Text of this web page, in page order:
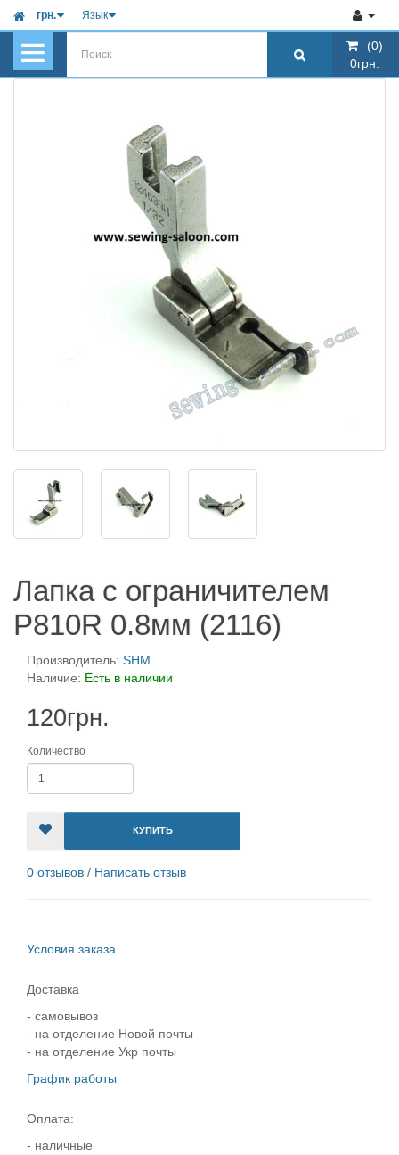
грн. Язык
(0)
0грн.
Лапка с ограничителем
P810R 0.8мм (2116)
Производитель: SHM
Наличие: Есть в наличии
120грн.
Количество
КУПИТЬ
0 отзывов / Написать отзыв
Условия заказа
Доставка
- самовывоз
- на отделение Новой почты
- на отделение Укр почты
График работы
Оплата:
- наличные